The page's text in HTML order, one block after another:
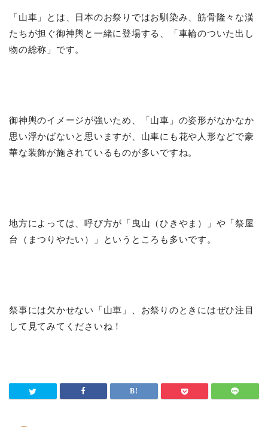
「山車」とは、日本のお祭りではお馴染み、筋骨隆々な漢
たちが担ぐ御神輿と一緒に登場する、「車輪のついた出し
物の総称」です。
御神輿のイメージが強いため、「山車」の姿形がなかなか
思い浮かばないと思いますが、山車にも花や人形などで豪
華な装飾が施されているものが多いですね。
地方によっては、呼び方が「曳山（ひきやま）」や「祭屋
台（まつりやたい）」というところも多いです。
祭事には欠かせない「山車」、お祭りのときにはぜひ注目
して見てみてくださいね！